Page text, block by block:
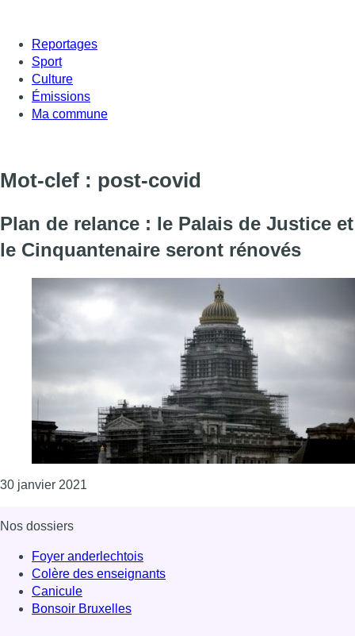
Reportages
Sport
Culture
Émissions
Ma commune
Mot-clef : post-covid
Plan de relance : le Palais de Justice et
le Cinquantenaire seront rénovés
30 janvier 2021
Nos dossiers
Foyer anderlechtois
Colère des enseignants
Canicule
Bonsoir Bruxelles